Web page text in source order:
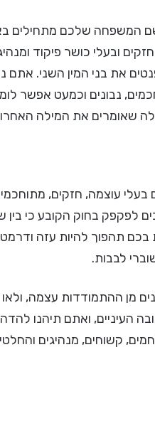
המשפחה שלכם מתחילים
ובעלי כושר פיקוד
את בני המין השני. אתם
נבונים וכמעט אפשר
שאומרים את המילה
עוצמה, חזקים,
לפקפק בחוק הקובע כי בין
בכם תהפוך להיות עזה
לבבות.
מן ההתמודדות עצמה, ולאו
העיניים, ואתם תיהנו
קשוחים, מנהיגים